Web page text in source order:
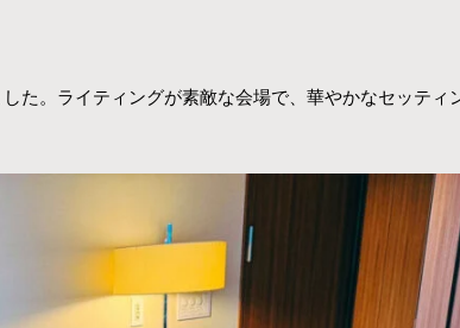
た。ライティングが素敵な会場で、華やかなセッティ